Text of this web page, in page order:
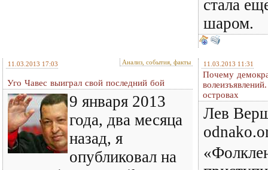
стала
шаром.
11.03.2013 17:03 Анализ, события, факты
Уго Чавес выиграл свой последний бой
9 января 2013
года, два месяца
назад, я
опубликовал на
11.03.2013 11:31
Почему
островах
Лев